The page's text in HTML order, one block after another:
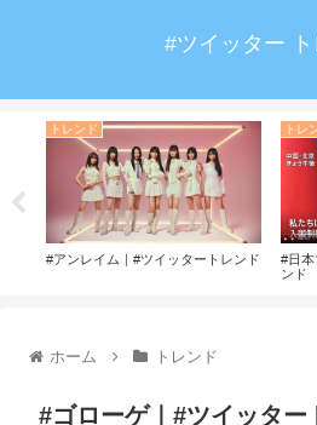
#ツイッター ト
トレンド
#アンレイム｜#ツイッタートレンド
トレ
#日
ンド
ホーム トレンド
#ゴローゲ｜#ツイッター